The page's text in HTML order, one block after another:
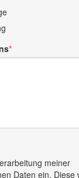
meiner
Daten ein. Diese